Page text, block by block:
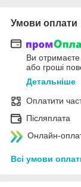
Умови оплати
Ви
або гроші
Детальніше
Оплатити
Післяплата
Онлайн-
Всі умови